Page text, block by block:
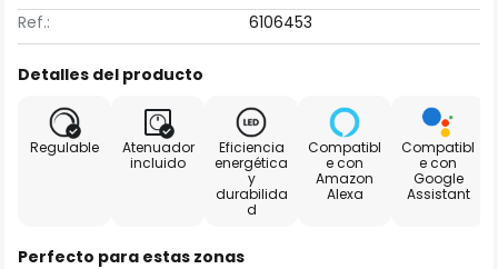
Ref.:
6106453
Detalles del producto
Regulable
Atenuador
incluido
Eficiencia
energética
y
durabilida
d
Compatibl
e con
Amazon
Alexa
Compatibl
e con
Google
Assistant
Perfecto para estas zonas